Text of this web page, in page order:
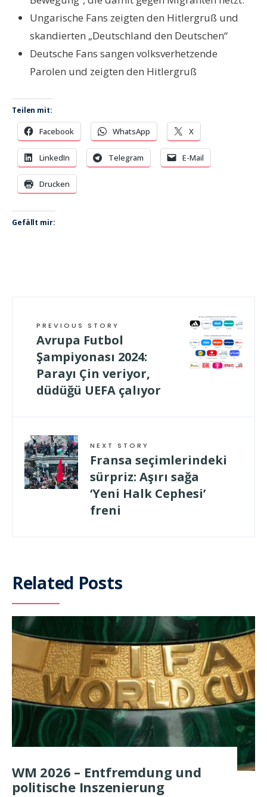
Ungarische Fans zeigten den Hitlergruß und
skandierten „Deutschland den Deutschen“
Deutsche Fans sangen volksverhetzende
Parolen und zeigten den Hitlergruß
Teilen mit:
Facebook WhatsApp X
LinkedIn Telegram E-Mail
Drucken
Gefällt mir:
PREVIOUS STORY
Avrupa Futbol
Şampiyonası 2024:
Parayı Çin veriyor,
düdüğü UEFA çalıyor
NEXT STORY
Fransa seçimlerindeki
sürpriz: Aşırı sağa
‘Yeni Halk Cephesi’
freni
Related Posts
WM 2026 – Entfremdung und
politische Inszenierung